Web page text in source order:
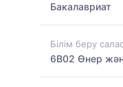
Бакалавриат
Білім беру
6B02 Өнер